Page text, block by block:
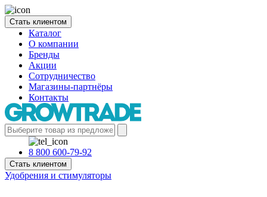
Стать клиентом
Каталог
О компании
Бренды
Акции
Сотрудничество
Магазины-партнёры
Контакты
8 800 600-79-92
Стать клиентом
Удобрения и стимуляторы